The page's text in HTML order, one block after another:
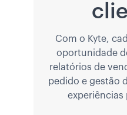
Com o Kyte,
oportunidade
relatórios de
pedido e gestão
experiências